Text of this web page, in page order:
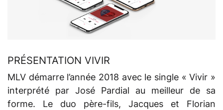
PRÉSENTATION VIVIR
MLV démarre l’année 2018 avec le single « Vivir »
interprété par José Pardial au meilleur de sa
forme. Le duo père-fils, Jacques et Florian